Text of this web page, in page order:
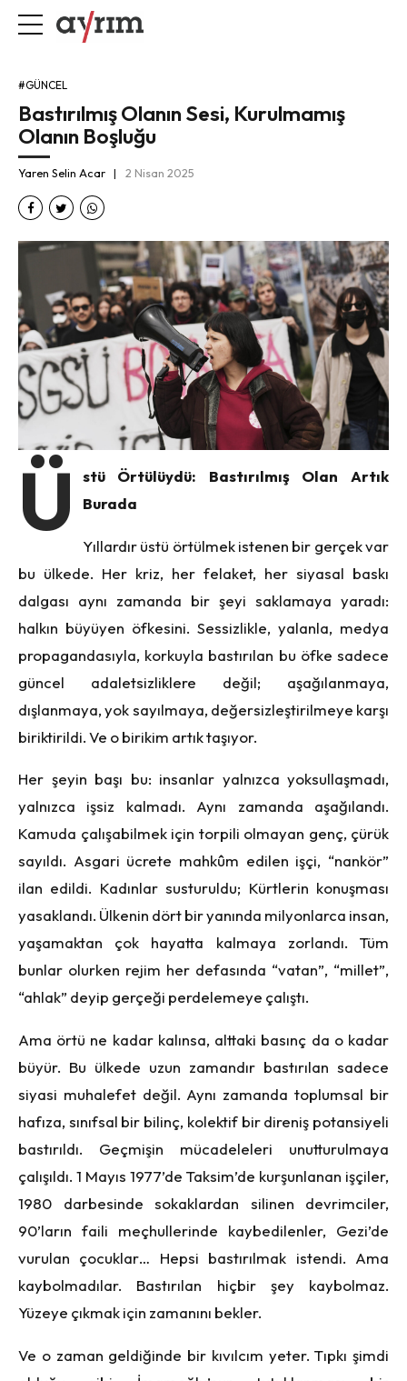
#GÜNCEL
Bastırılmış Olanın Sesi, Kurulmamış
Olanın Boşluğu
Yaren Selin Acar 2 Nisan 2025
Ü
stü Örtülüydü: Bastırılmış Olan Artık
Burada
Yıllardır üstü örtülmek istenen bir gerçek var
bu ülkede. Her kriz, her felaket, her siyasal baskı
dalgası aynı zamanda bir şeyi saklamaya yaradı:
halkın büyüyen öfkesini. Sessizlikle, yalanla, medya
propagandasıyla, korkuyla bastırılan bu öfke sadece
güncel adaletsizliklere değil; aşağılanmaya,
dışlanmaya, yok sayılmaya, değersizleştirilmeye karşı
biriktirildi. Ve o birikim artık taşıyor.
Her şeyin başı bu: insanlar yalnızca yoksullaşmadı,
yalnızca işsiz kalmadı. Aynı zamanda aşağılandı.
Kamuda çalışabilmek için torpili olmayan genç, çürük
sayıldı. Asgari ücrete mahkûm edilen işçi, “nankör”
ilan edildi. Kadınlar susturuldu; Kürtlerin konuşması
yasaklandı. Ülkenin dört bir yanında milyonlarca insan,
yaşamaktan çok hayatta kalmaya zorlandı. Tüm
bunlar olurken rejim her defasında “vatan”, “millet”,
“ahlak” deyip gerçeği perdelemeye çalıştı.
Ama örtü ne kadar kalınsa, alttaki basınç da o kadar
büyür. Bu ülkede uzun zamandır bastırılan sadece
siyasi muhalefet değil. Aynı zamanda toplumsal bir
hafıza, sınıfsal bir bilinç, kolektif bir direniş potansiyeli
bastırıldı. Geçmişin mücadeleleri unutturulmaya
çalışıldı. 1 Mayıs 1977’de Taksim’de kurşunlanan işçiler,
1980 darbesinde sokaklardan silinen devrimciler,
90’ların faili meçhullerinde kaybedilenler, Gezi’de
vurulan çocuklar… Hepsi bastırılmak istendi. Ama
kaybolmadılar. Bastırılan hiçbir şey kaybolmaz.
Yüzeye çıkmak için zamanını bekler.
Ve o zaman geldiğinde bir kıvılcım yeter. Tıpkı şimdi